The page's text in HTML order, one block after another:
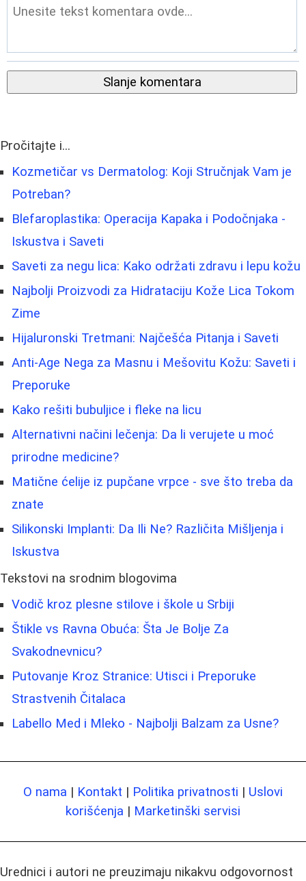
Slanje komentara
Pročitajte i...
Kozmetičar vs Dermatolog: Koji Stručnjak Vam je
Potreban?
Blefaroplastika: Operacija Kapaka i Podočnjaka -
Iskustva i Saveti
Saveti za negu lica: Kako održati zdravu i lepu kožu
Najbolji Proizvodi za Hidrataciju Kože Lica Tokom
Zime
Hijaluronski Tretmani: Najčešća Pitanja i Saveti
Anti-Age Nega za Masnu i Mešovitu Kožu: Saveti i
Preporuke
Kako rešiti bubuljice i fleke na licu
Alternativni načini lečenja: Da li verujete u moć
prirodne medicine?
Matične ćelije iz pupčane vrpce - sve što treba da
znate
Silikonski Implanti: Da Ili Ne? Različita Mišljenja i
Iskustva
Tekstovi na srodnim blogovima
Vodič kroz plesne stilove i škole u Srbiji
Štikle vs Ravna Obuća: Šta Je Bolje Za
Svakodnevnicu?
Putovanje Kroz Stranice: Utisci i Preporuke
Strastvenih Čitalaca
Labello Med i Mleko - Najbolji Balzam za Usne?
O nama | Kontakt | Politika privatnosti | Uslovi
korišćenja | Marketinški servisi
Urednici i autori ne preuzimaju nikakvu odgovornost